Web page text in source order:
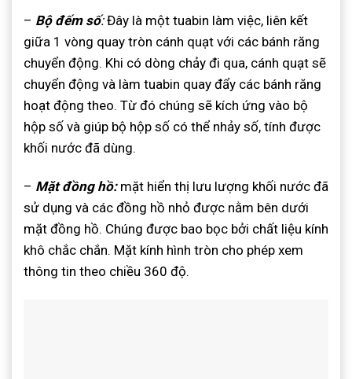
– Bộ đếm số:Đây là một tuabin làm việc, liên kết
giữa 1 vòng quay tròn cánh quạt với các bánh răng
chuyển động. Khi có dòng chảy đi qua, cánh quạt sẽ
chuyển động và làm tuabin quay đẩy các bánh răng
hoạt động theo. Từ đó chúng sẽ kích ứng vào bộ
hộp số và giúp bộ hộp số có thể nhảy số, tính được
khối nước đã dùng.
– Mặt đồng hồ:mặt hiển thị lưu lượng khối nước đã
sử dụng và các đồng hồ nhỏ được nằm bên dưới
mặt đồng hồ. Chúng được bao bọc bởi chất liệu kính
khô chắc chắn. Mặt kính hình tròn cho phép xem
thông tin theo chiều 360 độ.